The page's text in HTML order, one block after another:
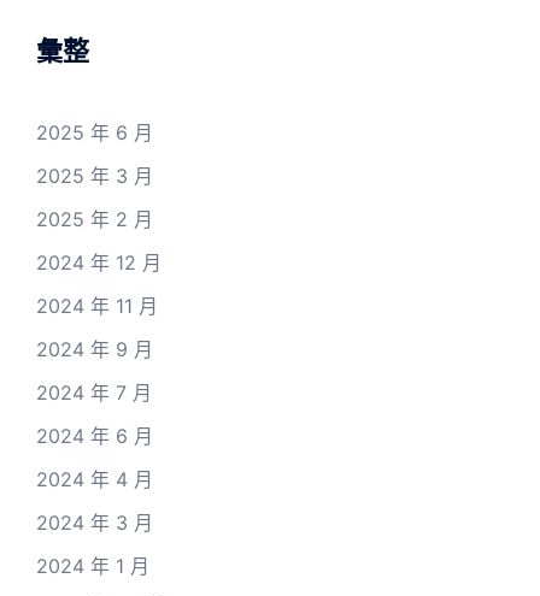
彙整
2025 年 6 月
2025 年 3 月
2025 年 2 月
2024 年 12 月
2024 年 11 月
2024 年 9 月
2024 年 7 月
2024 年 6 月
2024 年 4 月
2024 年 3 月
2024 年 1 月